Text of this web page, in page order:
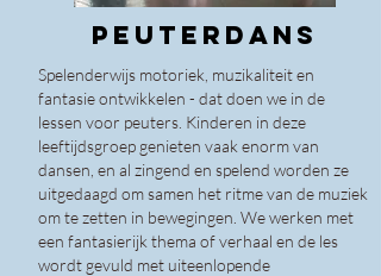
PEUTERDANS
Spelenderwijs motoriek, muzikaliteit en
fantasie ontwikkelen - dat doen we in de
lessen voor peuters. Kinderen in deze
leeftijdsgroep genieten vaak enorm van
dansen, en al zingend en spelend worden ze
uitgedaagd om samen het ritme van de muziek
om te zetten in bewegingen. We werken met
een fantasierijk thema of verhaal en de les
wordt gevuld met uiteenlopende